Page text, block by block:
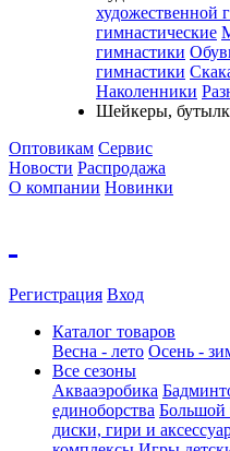
художественной
гимнастические
гимнастики
гимнастики
Наколенники
Шейкеры,
Оптовикам Сервис
Новости Распродажа
О компании Новинки
Регистрация Вход
Каталог товаров
Весна - лето Осень -
Все сезоны
Аквааэробика
единоборства Большой
диски, гири и